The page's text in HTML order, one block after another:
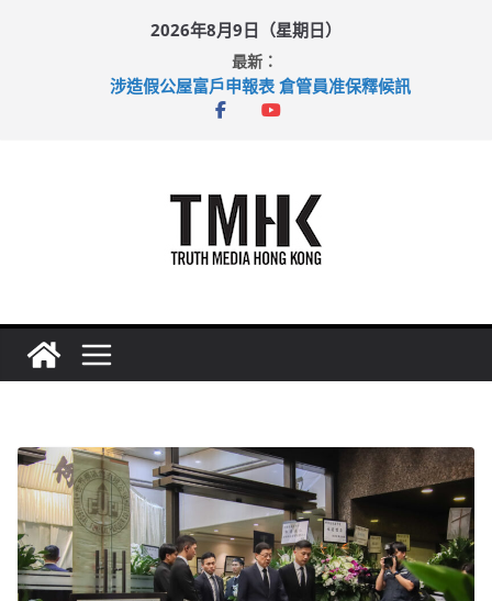
2026年8月9日（星期日）
最新：
涉造假公屋富戶申報表 倉管員准保釋候訊